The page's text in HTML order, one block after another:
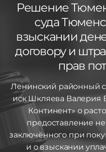
Решение
суда
взыскании
договору и
прав
Ленинский районный
иск Шкляева Валерия
Континент» о
предоставление
заключённого при
и о взыскании